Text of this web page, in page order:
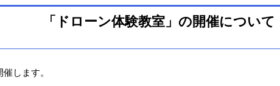
「ドローン体験教室」の開催について
します。